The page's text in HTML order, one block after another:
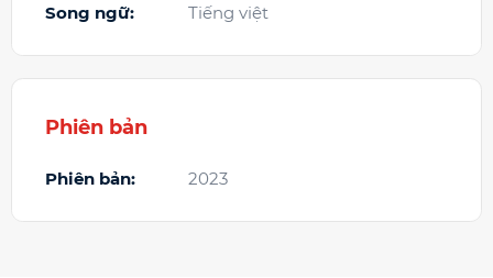
Song ngữ: Tiếng việt
Phiên bản
Phiên bản: 2023